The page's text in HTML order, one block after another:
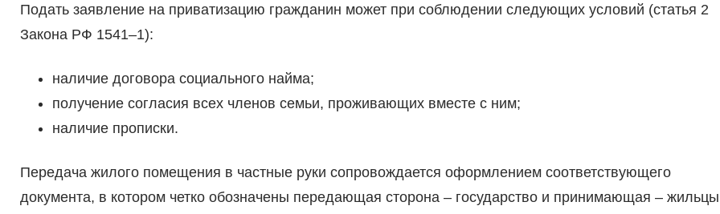
Подать заявление на приватизацию гражданин может при соблюдении следующих условий (статья 2
Закона РФ 1541–1):
наличие договора социального найма;
получение согласия всех членов семьи, проживающих вместе с ним;
наличие прописки.
Передача жилого помещения в частные руки сопровождается оформлением соответствующего
документа, в котором четко обозначены передающая сторона – государство и принимающая – жильцы